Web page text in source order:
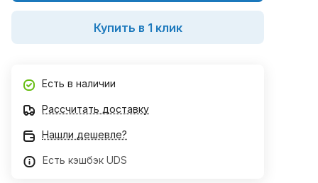
Купить в 1 клик
Есть в наличии
Рассчитать доставку
Нашли дешевле?
Есть кэшбэк UDS